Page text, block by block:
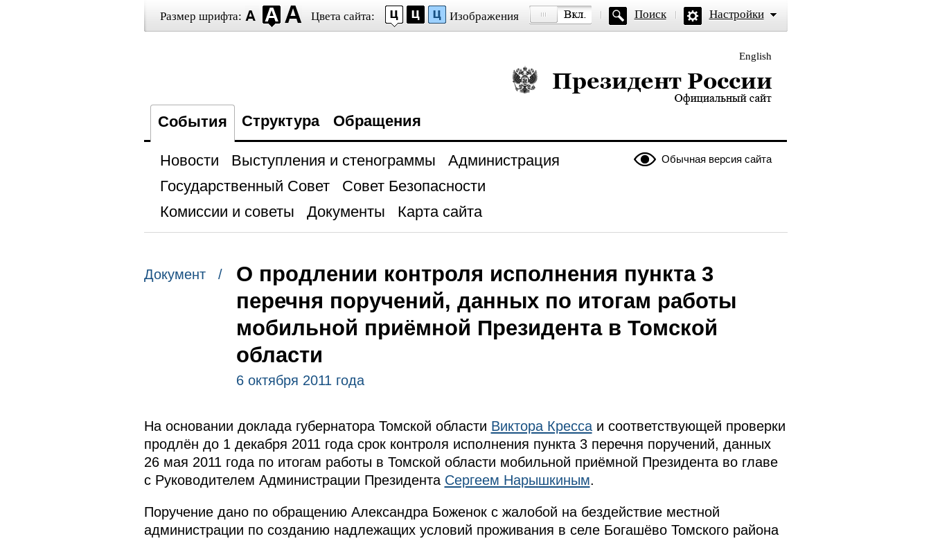
Размер шрифта: Цвета сайта: Изображения Поиск Настройки
English
Президент России — официальный сайт
События Структура Обращения
Обычная версия сайта
Новости Выступления и стенограммы
Администрация
Государственный Совет
Совет Безопасности
Комиссии и советы
Документы Карта сайта
Документ /
О продлении контроля исполнения пункта 3
перечня поручений, данных по итогам работы
мобильной приёмной Президента в Томской
области
6 октября 2011 года
На основании доклада губернатора Томской области Виктора Крессаи соответствующей проверки
продлён до 1 декабря 2011 года срок контроля исполнения пункта 3 перечня поручений, данных
26 мая 2011 года по итогам работы в Томской области мобильной приёмной Президента во главе
с Руководителем Администрации Президента Сергеем Нарышкиным.
Поручение дано по обращению Александра Боженок с жалобой на бездействие местной
администрации по созданию надлежащих условий проживания в селе Богашёво Томского района